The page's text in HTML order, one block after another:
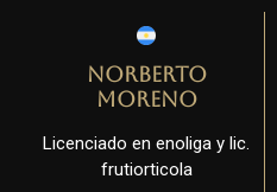
Norberto
Moreno
Licenciado en enoliga y lic.
frutiorticola